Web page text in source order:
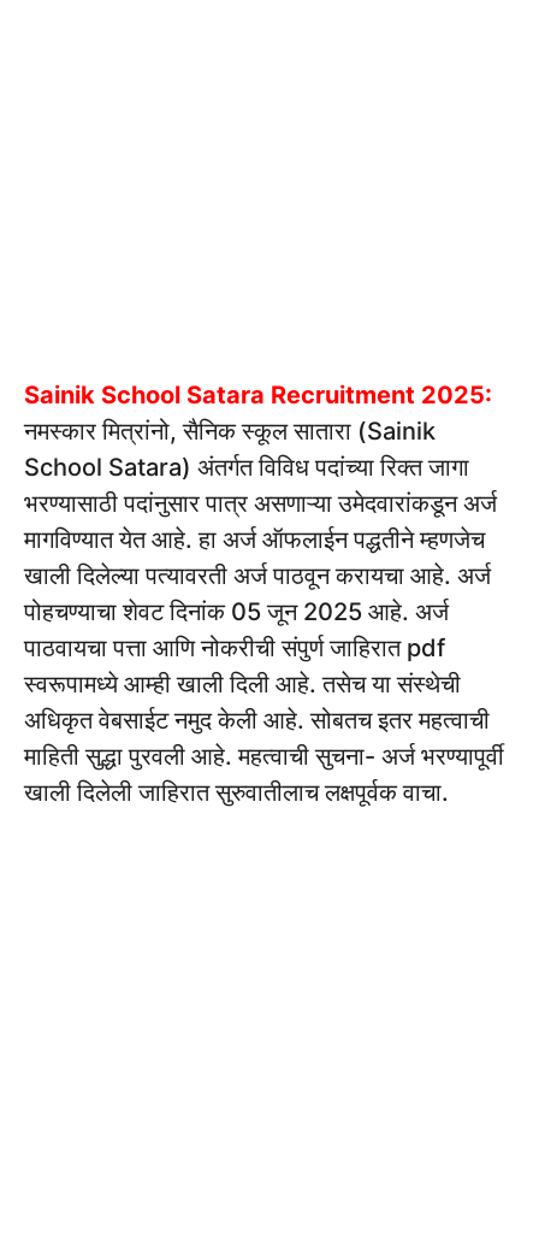
Sainik School Satara Recruitment 2025:
नमस्कार मित्रांनो, सैनिक स्कूल सातारा (Sainik
School Satara) अंतर्गत विविध पदांच्या रिक्त जागा
भरण्यासाठी पदांनुसार पात्र असणाऱ्या उमेदवारांकडून अर्ज
मागविण्यात येत आहे. हा अर्ज ऑफलाईन पद्धतीने म्हणजेच
खाली दिलेल्या पत्यावरती अर्ज पाठवून करायचा आहे. अर्ज
पोहचण्याचा शेवट दिनांक 05 जून 2025 आहे. अर्ज
पाठवायचा पत्ता आणि नोकरीची संपुर्ण जाहिरात pdf
स्वरूपामध्ये आम्ही खाली दिली आहे. तसेच या संस्थेची
अधिकृत वेबसाईट नमुद केली आहे. सोबतच इतर महत्वाची
माहिती सुद्धा पुरवली आहे. महत्वाची सुचना- अर्ज भरण्यापूर्वी
खाली दिलेली जाहिरात सुरुवातीलाच लक्षपूर्वक वाचा.